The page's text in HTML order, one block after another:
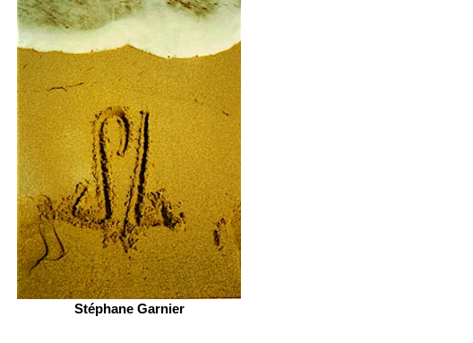
Stéphane Garnier